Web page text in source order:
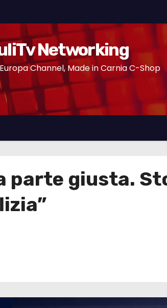
Networking
Channel, Made in Carnia C-Shop
parte giusta.